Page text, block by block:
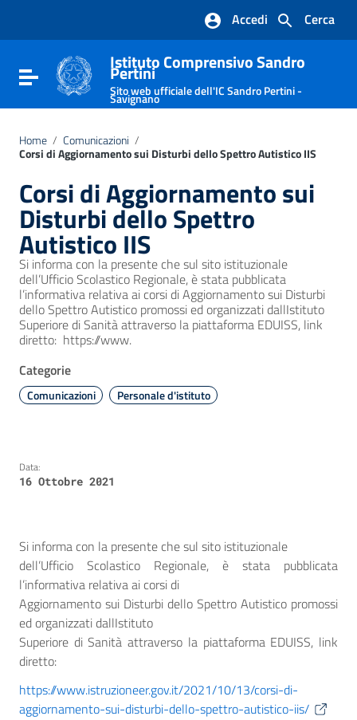
Vai al footer
Cerca
Accedi
Attiva / disattiva la navigazione
Istituto Comprensivo Sandro
Pertini
Sito web ufficiale dell'IC Sandro Pertini -
Savignano
Home / Comunicazioni /
Corsi di Aggiornamento sui Disturbi dello Spettro Autistico IIS
Corsi di Aggiornamento sui
Disturbi dello Spettro
Autistico IIS
Si informa con la presente che sul sito istituzionale
dell’Ufficio Scolastico Regionale, è stata pubblicata
l’informativa relativa ai corsi di Aggiornamento sui Disturbi
dello Spettro Autistico promossi ed organizzati dallIstituto
Superiore di Sanità attraverso la piattaforma EDUISS, link
diretto: https://www.
Categorie
Comunicazioni Personale d'istituto
Data:
16 Ottobre 2021
Si informa con la presente che sul sito istituzionale
dell’Ufficio Scolastico Regionale, è stata pubblicata
l’informativa relativa ai corsi di
Aggiornamento sui Disturbi dello Spettro Autistico promossi
ed organizzati dallIstituto
Superiore di Sanità attraverso la piattaforma EDUISS, link
diretto:
https://www.istruzioneer.gov.it/2021/10/13/corsi-di-
aggiornamento-sui-disturbi-dello-spettro-autistico-iis/